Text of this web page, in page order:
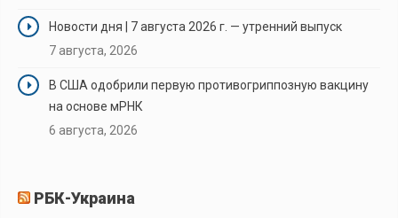
Новости дня | 7 августа 2026 г. — утренний выпуск
7 августа, 2026
В США одобрили первую противогриппозную вакцину
на основе мРНК
6 августа, 2026
РБК-Украина